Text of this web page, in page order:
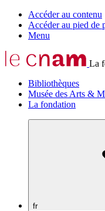
Accéder au contenu
Accéder au pied de
Menu
La
Bibliothèques
Musée des Arts &
La fondation
fr